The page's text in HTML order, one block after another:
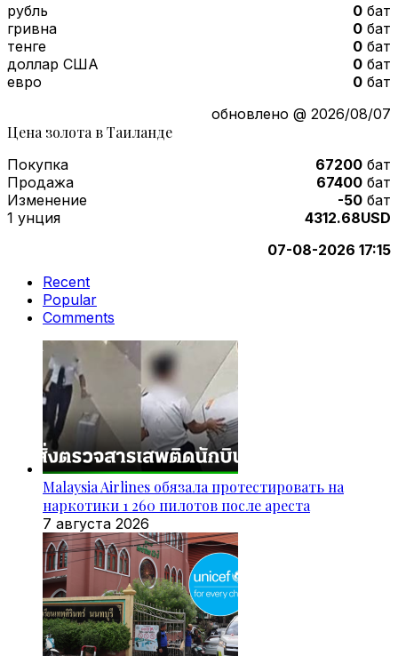
рубль 0 бат
гривна
0 бат
тенге
0 бат
доллар США
0 бат
евро
0 бат
обновлено @ 2026/08/07
Цена золота в Таиланде
Покупка 67200 бат
Продажа
67400 бат
Изменение
-50 бат
1 унция
4312.68USD
07-08-2026 17:15
Recent
Popular
Comments
Malaysia Airlines обязала протестировать на
наркотики 1 260 пилотов после ареста
7 августа 2026